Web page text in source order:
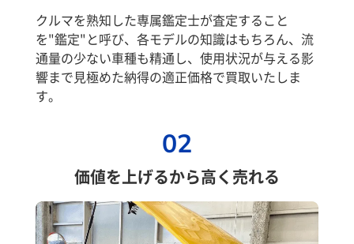
クルマを熟知した専属鑑定士が査定すること
を"鑑定"と呼び、各モデルの知識はもちろん、流
通量の少ない車種も精通し、使用状況が与える影
響まで見極めた納得の適正価格で買取いたしま
す。
02
価値を上げるから高く売れる